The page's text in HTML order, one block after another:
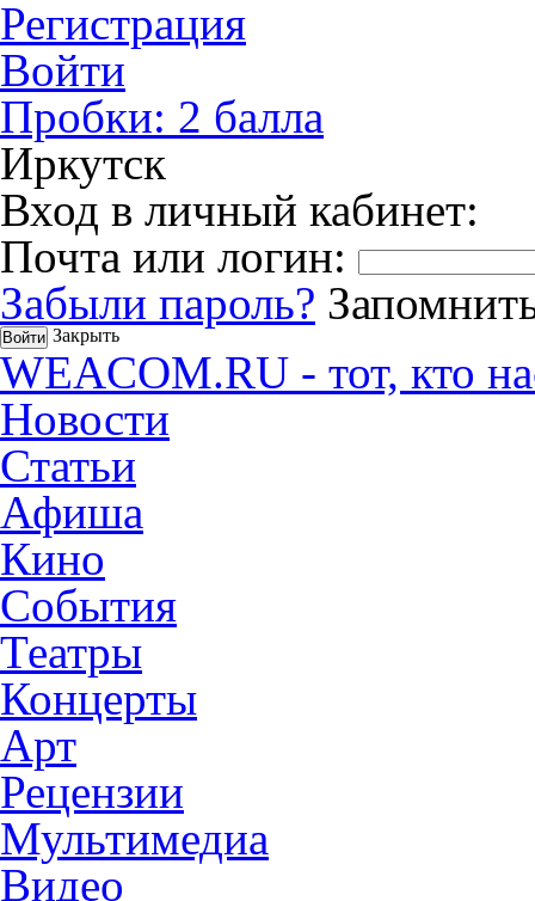
Регистрация
Войти
Пробки: 2 балла
Иркутск
Вход в личный кабинет:
Почта или логин:
Забыли пароль?
Закрыть
WEACOM.RU - тот, кто
Новости
Статьи
Афиша
Кино
События
Театры
Концерты
Арт
Рецензии
Мультимедиа
Видео